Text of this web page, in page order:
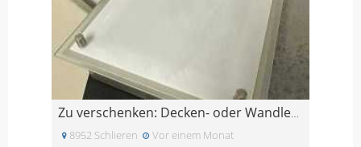
Zu verschenken: Decken- oder Wandleuchte (Glas/Met
8952 Schlieren Vor einem Monat